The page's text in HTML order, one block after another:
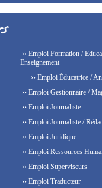
›› Emploi Formation /
Enseignement
›› Emploi Éducatrice /
›› Emploi Gestionnaire /
›› Emploi Journaliste
›› Emploi Journaliste /
›› Emploi Juridique
›› Emploi Ressources
›› Emploi Superviseurs
›› Emploi Traducteur